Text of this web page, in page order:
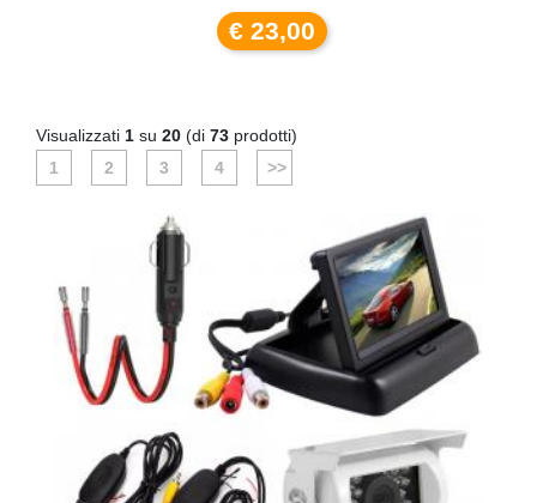
€ 23,00
Visualizzati 1 su 20 (di 73 prodotti)
1
2 3 4 >>